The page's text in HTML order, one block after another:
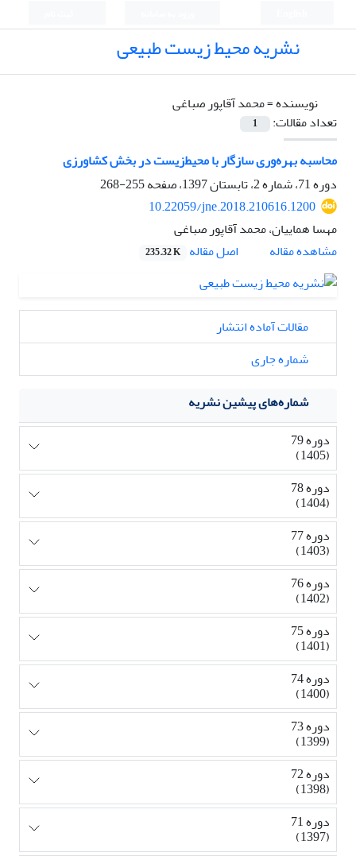
نشریه محیط زیست طبیعی
نویسنده =محمد آقاپور صباغی
تعداد مقالات:
1
محاسبه بهره‌وری سازگار با محیط‌زیست در بخش کشاورزی
دوره 71، شماره 2، تابستان 1397، صفحه
255-268
10.22059/jne.2018.210616.1200
مهسا هماییان، محمد آقاپور صباغی
مشاهده مقاله
اصل مقاله 235.32 K
مقالات آماده انتشار
شماره جاری
شماره‌های پیشین نشریه
دوره 79
(1405)
دوره 78
(1404)
دوره 77
(1403)
دوره 76
(1402)
دوره 75
(1401)
دوره 74
(1400)
دوره 73
(1399)
دوره 72
(1398)
دوره 71
(1397)